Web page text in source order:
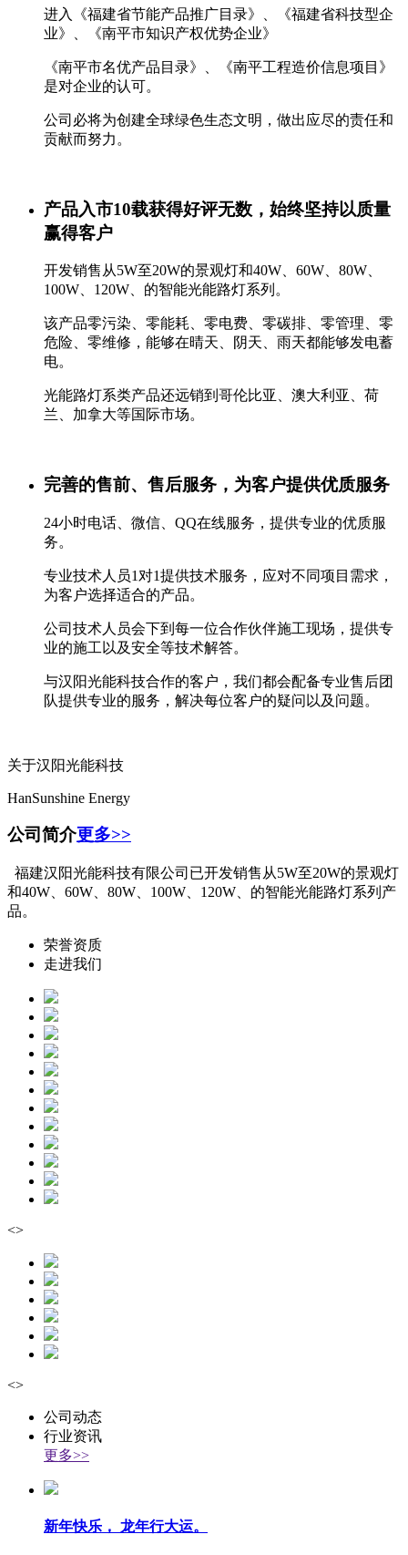
进入《福建省节能产品推广目录》、《福建省科技型企
业》、《南平市知识产权优势企业》
《南平市名优产品目录》、《南平工程造价信息项目》
是对企业的认可。
公司必将为创建全球绿色生态文明，做出应尽的责任和
贡献而努力。
产品入市10载获得好评无数，始终坚持以质量
赢得客户
开发销售从5W至20W的景观灯和40W、60W、80W、
100W、120W、的智能光能路灯系列。
该产品零污染、零能耗、零电费、零碳排、零管理、零
危险、零维修，能够在晴天、阴天、雨天都能够发电蓄
电。
光能路灯系类产品还远销到哥伦比亚、澳大利亚、荷
兰、加拿大等国际市场。
完善的售前、售后服务，为客户提供优质服务
24小时电话、微信、QQ在线服务，提供专业的优质服
务。
专业技术人员1对1提供技术服务，应对不同项目需求，
为客户选择适合的产品。
公司技术人员会下到每一位合作伙伴施工现场，提供专
业的施工以及安全等技术解答。
与汉阳光能科技合作的客户，我们都会配备专业售后团
队提供专业的服务，解决每位客户的疑问以及问题。
关于汉阳光能科技
HanSunshine Energy
公司简介更多>>
福建汉阳光能科技有限公司已开发销售从5W至20W的景观灯
和40W、60W、80W、100W、120W、的智能光能路灯系列产
品。
荣誉资质
走进我们
<>
<>
公司动态
行业资讯
更多>>
新年快乐， 龙年行大运。